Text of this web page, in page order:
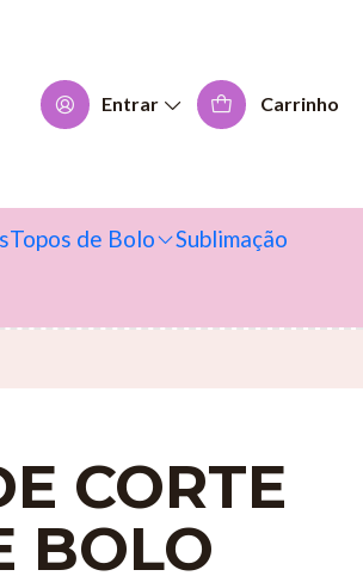
Entrar Carrinho
Topos de Bolo Sublimação
CORTE
BOLO